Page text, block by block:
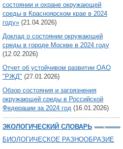
состоянии и охране окружающей
среды в Красноярском крае в 2024
году» (21.04.2026)
Доклад о состоянии окружающей
среды в городе Москве в 2024 году
(12.02.2026)
Отчет об устойчивом развитии ОАО
"РЖД" (27.01.2026)
Обзор состояния и загрязнения
окружающей среды в Российской
Федерации за 2024 год (16.01.2026)
ЭКОЛОГИЧЕСКИЙ СЛОВАРЬ
БИОЛОГИЧЕСКОЕ РАЗНООБРАЗИЕ